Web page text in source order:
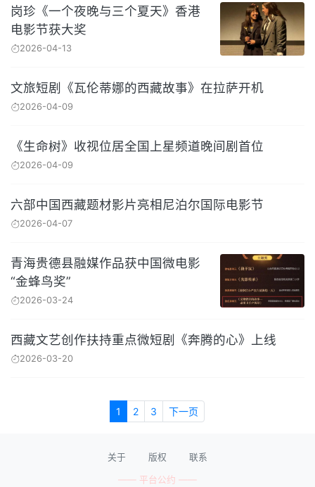
岗珍《一个夜晚与三个夏天》香港
电影节获大奖
2026-04-13
文旅短剧《瓦伦蒂娜的西藏故事》在拉萨开机
2026-04-09
《生命树》收视位居全国上星频道晚间剧首位
2026-04-09
六部中国西藏题材影片亮相尼泊尔国际电影节
2026-04-07
青海贵德县融媒作品获中国微电影
“金蜂鸟奖”
2026-03-24
西藏文艺创作扶持重点微短剧《奔腾的心》上线
2026-03-20
1 2 3 下一页
关于 版权 联系
—— 平台公约 ——